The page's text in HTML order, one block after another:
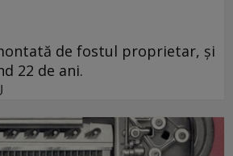
de fostul proprietar, și
22 de ani.